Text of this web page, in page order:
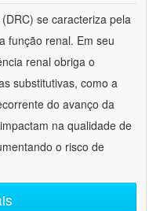
se caracteriza pela
função renal. Em seu
renal obriga o
substitutivas, como a
do avanço da
na qualidade de
o risco de